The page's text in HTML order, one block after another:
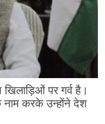
खिलाड़िओं पर गर्व है।
नाम करके उन्होंने देश